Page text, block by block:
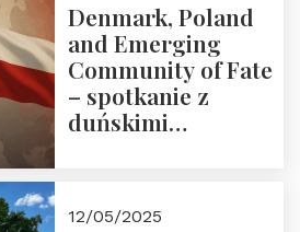
Denmark, Poland
and Emerging
Community of Fate
– spotkanie z
duńskimi
12/05/2025